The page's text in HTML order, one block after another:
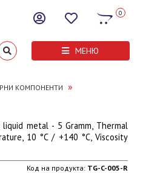
0
МЕНЮ
КОМПОНЕНТИ »
metal - 5 Gramm, Thermal
10 °C / +140 °C, Viscosity
Код на продукта: TG-C-005-R